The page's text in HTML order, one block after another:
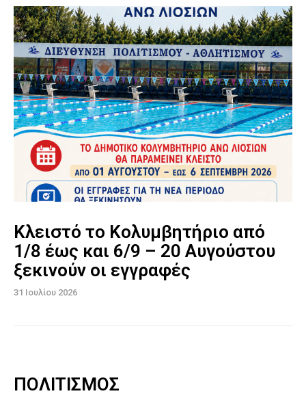
Κλειστό το Κολυμβητήριο από
1/8 έως και 6/9 – 20 Αυγούστου
ξεκινούν οι εγγραφές
31 Ιουλίου 2026
ΠΟΛΙΤΙΣΜΟΣ